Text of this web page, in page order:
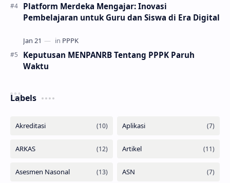
Platform Merdeka Mengajar: Inovasi
Pembelajaran untuk Guru dan Siswa di Era Digital
Keputusan MENPANRB Tentang PPPK Paruh
Waktu
Labels